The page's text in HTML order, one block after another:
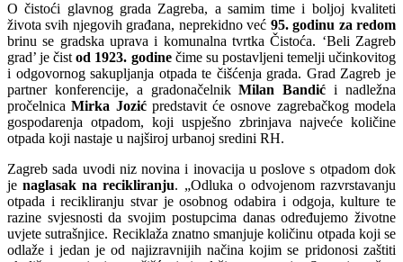
O čistoći glavnog grada Zagreba, a samim time i boljoj kvaliteti
života svih njegovih građana, neprekidno već 95. godinu za redom
brinu se gradska uprava i komunalna tvrtka Čistoća. ‘Beli Zagreb
grad’ je čistod 1923. godinečime su postavljeni temelji učinkovitog
i odgovornog sakupljanja otpada te čišćenja grada. Grad Zagreb je
partner konferencije, a gradonačelnikMilan Bandić i nadležna
pročelnicaMirka Jozićpredstavit će osnove zagrebačkog modela
gospodarenja otpadom, koji uspješno zbrinjava najveće količine
otpada koji nastaje u najširoj urbanoj sredini RH.
Zagreb sada uvodi niz novina i inovacija u poslove s otpadom dok
jenaglasak na recikliranju. „Odluka o odvojenom razvrstavanju
otpada i recikliranju stvar je osobnog odabira i odgoja, kulture te
razine svjesnosti da svojim postupcima danas određujemo životne
uvjete sutrašnjice. Reciklaža znatno smanjuje količinu otpada koji se
odlaže i jedan je od najizravnijih načina kojim se pridonosi zaštiti